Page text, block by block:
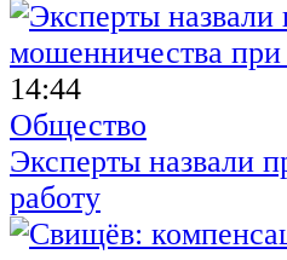
14:44
Общество
Эксперты назвали
работу